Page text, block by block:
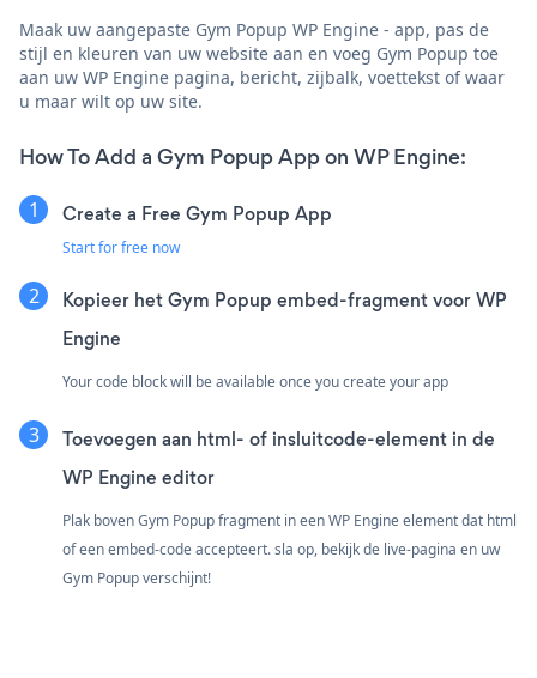
Maak uw aangepaste Gym Popup WP Engine - app, pas de
stijl en kleuren van uw website aan en voeg Gym Popup toe
aan uw WP Engine pagina, bericht, zijbalk, voettekst of waar
u maar wilt op uw site.
How To Add a Gym Popup App on WP Engine:
Create a Free Gym Popup App
Start for free now
Kopieer het Gym Popup embed-fragment voor WP
Engine
Your code block will be available once you create your app
Toevoegen aan html- of insluitcode-element in de
WP Engine editor
Plak boven Gym Popup fragment in een WP Engine element dat html
of een embed-code accepteert. sla op, bekijk de live-pagina en uw
Gym Popup verschijnt!